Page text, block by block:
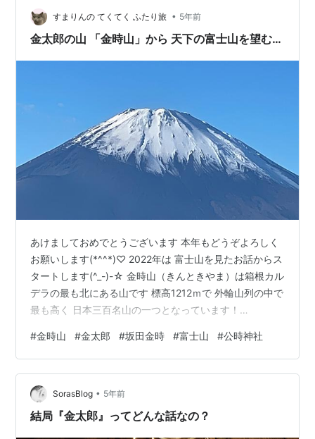
すまりんの てくてく ふたり旅 • 5年前
金太郎の山 「金時山」から 天下の富士山を望む…
あけましておめでとうございます 本年もどうぞよろしく
お願いします(*^^*)♡ 2022年は 富士山を見たお話からス
タートします(^_-)-☆ 金時山（きんときやま）は箱根カル
デラの最も北にある山です 標高1212ｍで 外輪山列の中で
最も高く 日本三百名山の一つとなっています！
郎さんで有名な坂田公時(さかたのきんとき)が 子供の頃
「熊にまたがりお馬の稽古」をしたという「足柄山」は
この金時山だったと伝えられています
www.youtube.com まさかりかついで きんたろう くまに
またがり おうまのけいこ ハイシィドウドウ …
#金時山 #金太郎 #坂田金時 #富士山 #公時神社
SorasBlog • 5年前
結局『金太郎』ってどんな話なの？